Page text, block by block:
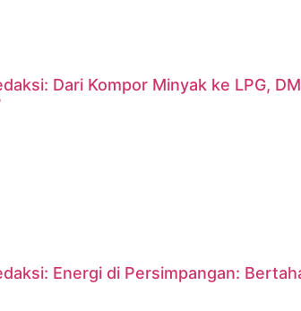
Dari Kompor Minyak ke LPG,
Energi di Persimpangan: